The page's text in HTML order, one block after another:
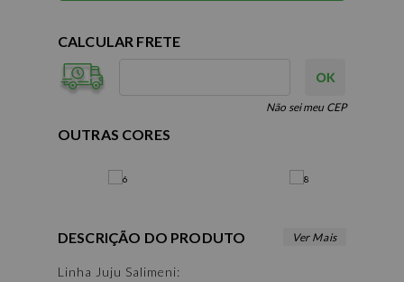
CALCULAR FRETE
Não sei meu CEP
OUTRAS CORES
DESCRIÇÃO DO PRODUTO
Linha Juju Salimeni: